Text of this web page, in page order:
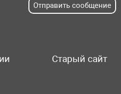
Отправить сообщение
Старый сайт